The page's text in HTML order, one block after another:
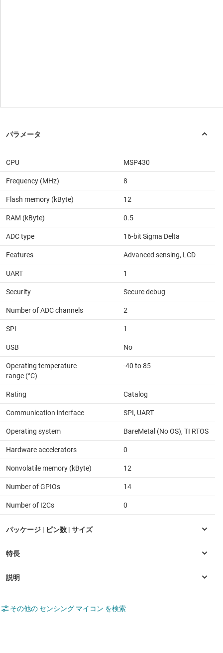
CPU MSP430
Frequency (MHz) 8
Flash memory (kByte) 12
RAM (kByte) 0.5
ADC type 16-bit Sigma Delta
Features Advanced sensing, LCD
UART 1
Security Secure debug
Number of ADC channels 2
SPI 1
USB No
Operating temperature
range (°C)
-40 to 85
Rating Catalog
Communication interface SPI, UART
Operating system BareMetal (No OS), TI RTOS
Hardware accelerators 0
Nonvolatile memory (kByte) 12
Number of GPIOs 14
Number of I2Cs 0
その他の センシング マイコン を検索